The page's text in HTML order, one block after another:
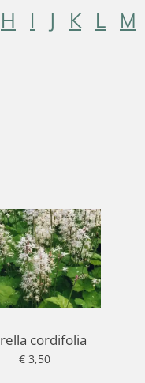
H I J K L M
cordifolia
€ 3,50